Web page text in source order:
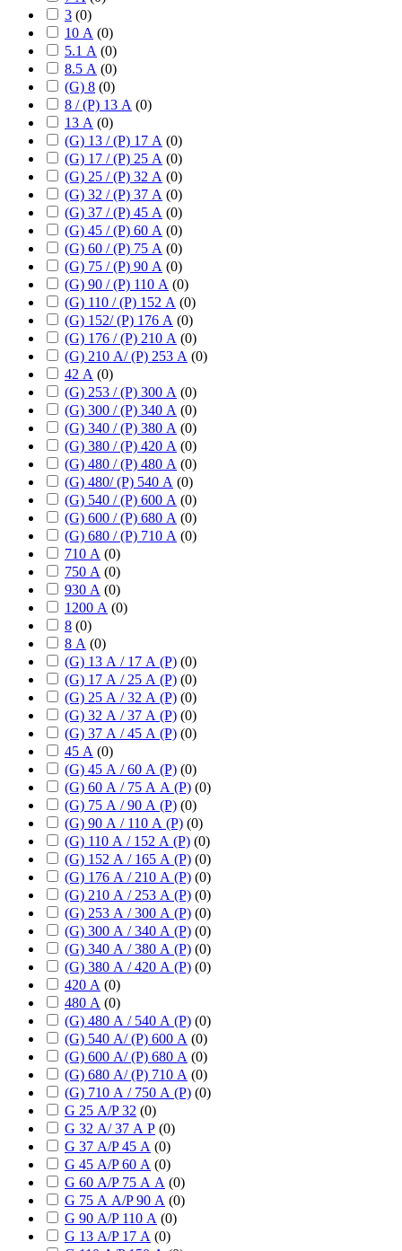
3 (0)
10 А (0)
5.1 А (0)
8.5 А (0)
(G) 8 (0)
8 / (P) 13 А (0)
13 А (0)
(G) 13 / (P) 17 А (0)
(G) 17 / (P) 25 А (0)
(G) 25 / (P) 32 А (0)
(G) 32 / (P) 37 А (0)
(G) 37 / (P) 45 А (0)
(G) 45 / (P) 60 А (0)
(G) 60 / (P) 75 А (0)
(G) 75 / (P) 90 А (0)
(G) 90 / (P) 110 А (0)
(G) 110 / (P) 152 А (0)
(G) 152/ (P) 176 А (0)
(G) 176 / (P) 210 А (0)
(G) 210 А/ (P) 253 А (0)
42 А (0)
(G) 253 / (P) 300 А (0)
(G) 300 / (P) 340 А (0)
(G) 340 / (P) 380 А (0)
(G) 380 / (P) 420 А (0)
(G) 480 / (P) 480 А (0)
(G) 480/ (P) 540 А (0)
(G) 540 / (P) 600 А (0)
(G) 600 / (P) 680 А (0)
(G) 680 / (P) 710 А (0)
710 А (0)
750 А (0)
930 А (0)
1200 А (0)
8 (0)
8 А (0)
(G) 13 А / 17 А (P) (0)
(G) 17 А / 25 А (P) (0)
(G) 25 А / 32 А (P) (0)
(G) 32 А / 37 А (P) (0)
(G) 37 А / 45 А (P) (0)
45 А (0)
(G) 45 А / 60 А (P) (0)
(G) 60 А / 75 А А (P) (0)
(G) 75 А / 90 А (P) (0)
(G) 90 А / 110 А (P) (0)
(G) 110 А / 152 А (P) (0)
(G) 152 А / 165 А (P) (0)
(G) 176 А / 210 А (P) (0)
(G) 210 А / 253 А (P) (0)
(G) 253 А / 300 А (P) (0)
(G) 300 А / 340 А (P) (0)
(G) 340 А / 380 А (P) (0)
(G) 380 А / 420 А (P) (0)
420 А (0)
480 А (0)
(G) 480 А / 540 А (P) (0)
(G) 540 А/ (P) 600 А (0)
(G) 600 А/ (P) 680 А (0)
(G) 680 А/ (P) 710 А (0)
(G) 710 А / 750 А (P) (0)
G 25 А/P 32 (0)
G 32 А/ 37 А P (0)
G 37 А/P 45 А (0)
G 45 А/P 60 А (0)
G 60 А/P 75 А А (0)
G 75 А А/P 90 А (0)
G 90 А/P 110 А (0)
G 13 А/P 17 А (0)